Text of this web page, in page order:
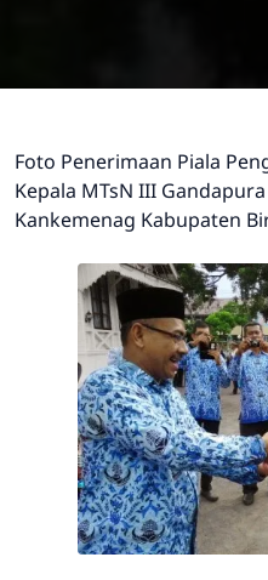
Foto Penerimaan Piala
Kepala MTsN III
Kankemenag Kabupaten